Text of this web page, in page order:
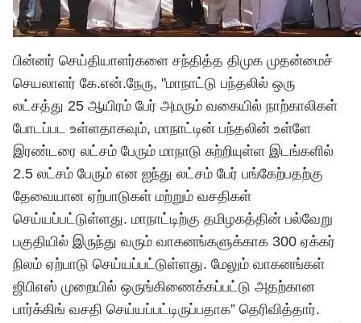
பின்னர் செய்தியாளர்களை சந்தித்த திமுக முதன்மைச்
செயலாளர் கே.என்.நேரு, "மாநாட்டு பந்தலில் ஒரு
லட்சத்து 25 ஆயிரம் பேர் அமரும் வகையில் நாற்காலிகள்
போடப்பட உள்ளதாகவும், மாநாட்டின் பந்தலின் உள்ளே
இரண்டரை லட்சம் பேரும் மாநாடு சுற்றியுள்ள இடங்களில்
2.5 லட்சம் பேரும் என ஐந்து லட்சம் பேர் பங்கேற்பதற்கு
தேவையான ஏற்பாடுகள் மற்றும் வசதிகள்
செய்யப்பட்டுள்ளது. மாநாட்டிற்கு தமிழகத்தின் பல்வேறு
பகுதியில் இருந்து வரும் வாகனங்களுக்காக 300 ஏக்கர்
நிலம் ஏற்பாடு செய்யப்பட்டுள்ளது. மேலும் வாகனங்கள்
ஜிபிஎஸ் முறையில் ஒருங்கிணைக்கப்பட்டு அதற்கான
பார்க்கிங் வசதி செய்யப்பட்டிருப்பதாக” தெரிவித்தார்.